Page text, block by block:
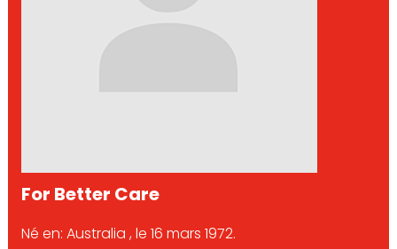
For Better Care
Né en: Australia , le 16 mars 1972.